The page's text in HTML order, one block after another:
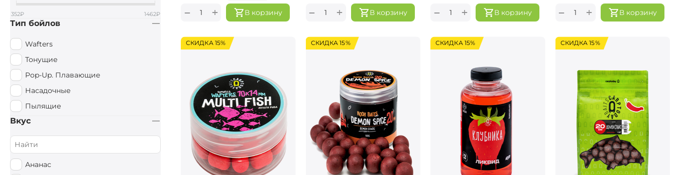
В корзину
+
− В корзину
+
− В корзину
+
− В корзину
+
−
СКИДКА 15% СКИДКА 15% СКИДКА 15% СКИДКА 15%
352₽ 1462₽
Тип бойлов
Wafters
Тонущие
Pop-Up. Плавающие
Насадочные
Пылящие
Вкус
Ананас